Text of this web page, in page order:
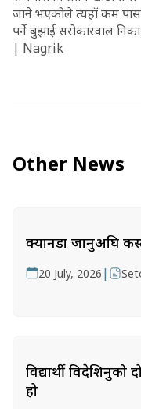
जाने भएकोले त्यहाँ कम
पर्ने बुझाई सरोकारवाल
| Nagrik
Other News
क्यानडा जानुअघि
20 July, 2026 |
विद्यार्थी
हो